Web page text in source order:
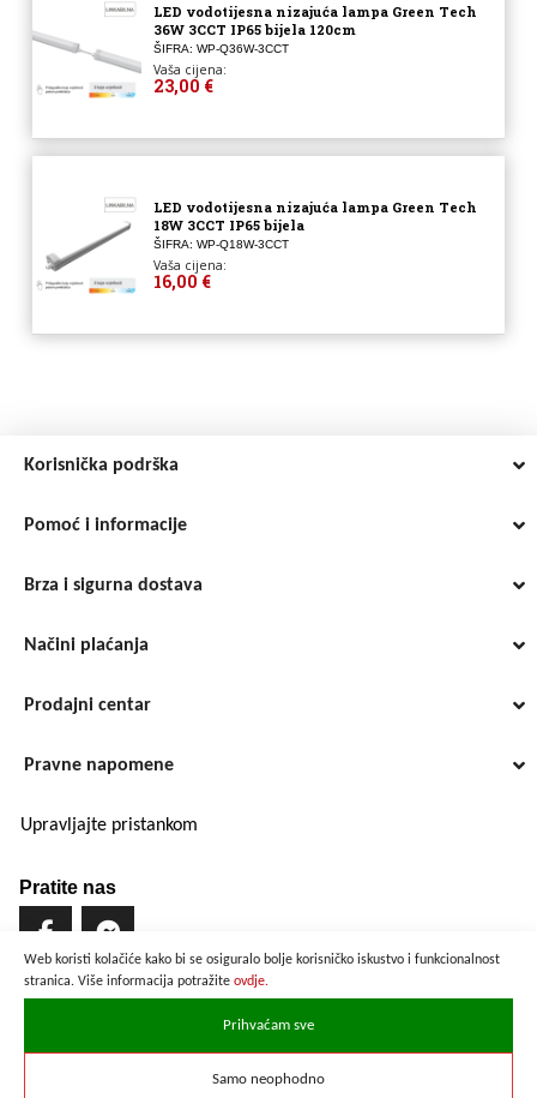
Web koristi kolačiće kako bi se osiguralo bolje korisničko iskustvo i funkcionalnost
stranica. Više informacija potražite ovdje.
Prihvaćam sve
Samo neophodno
LED vodotijesna nizajuća lampa Green Tech
36W 3CCT IP65 bijela 120cm
ŠIFRA: WP-Q36W-3CCT
Vaša cijena:
23,00 €
LED vodotijesna nizajuća lampa Green Tech
18W 3CCT IP65 bijela
ŠIFRA: WP-Q18W-3CCT
Vaša cijena:
16,00 €
Korisnička podrška
Pomoć i informacije
Brza i sigurna dostava
Načini plaćanja
Prodajni centar
Pravne napomene
Upravljajte pristankom
Pratite nas
Brzo i sigurno plaćanje
Prikazane cijene su preračunate po službenom tečaju u iznosu od